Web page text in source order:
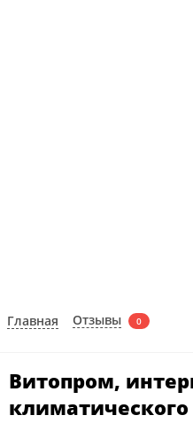
Главная Отзывы 0
Витопром,